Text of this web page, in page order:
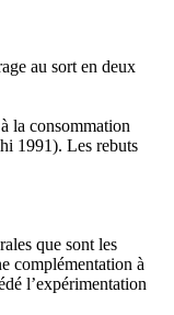
au sort en deux
la consommation
1991). Les rebuts
que sont les
complémentation à
l’expérimentation